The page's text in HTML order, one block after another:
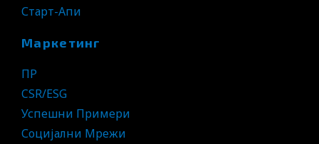
Старт-Апи
Маркетинг
ПР
CSR/ESG
Успешни Примери
Социјални Мрежи